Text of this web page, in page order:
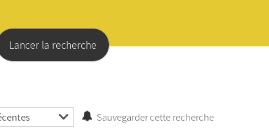
Sauvegarder cette recherche